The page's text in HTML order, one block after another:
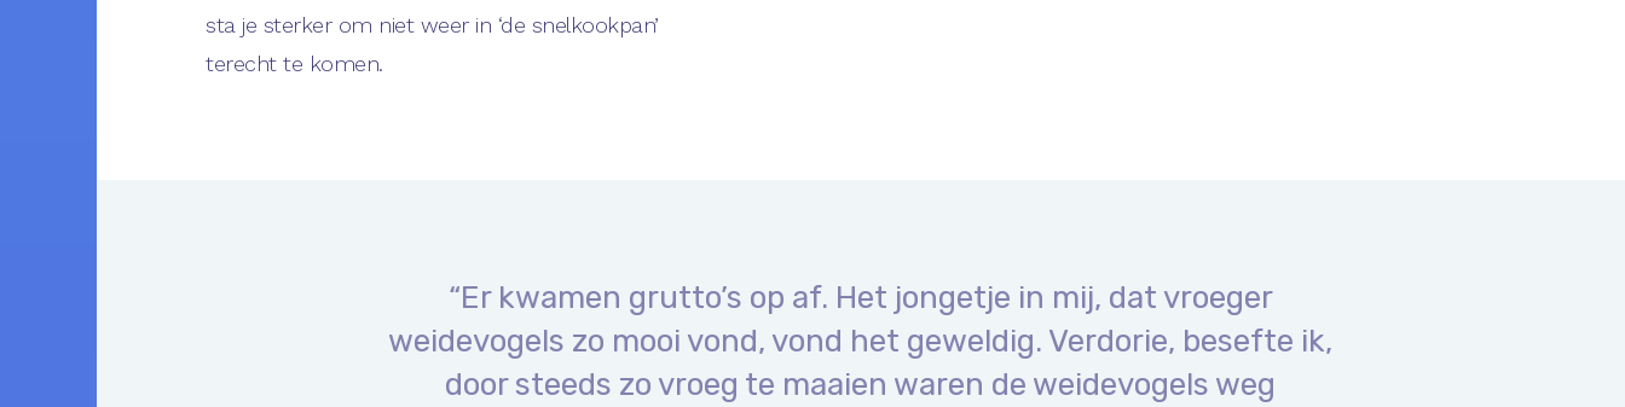
sta je sterker om niet weer in ‘de snelkookpan’
terecht te komen.
“Er kwamen grutto’s op af. Het jongetje in mij, dat vroeger
weidevogels zo mooi vond, vond het geweldig. Verdorie, besefte ik,
door steeds zo vroeg te maaien waren de weidevogels weg